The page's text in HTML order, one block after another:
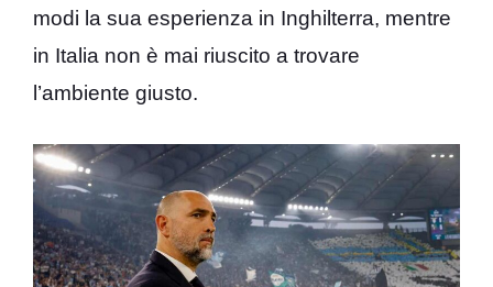
modi la sua esperienza in Inghilterra, mentre
in Italia non è mai riuscito a trovare
l’ambiente giusto.